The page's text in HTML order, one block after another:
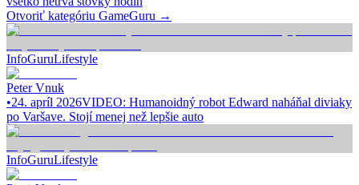
Otvoriť kategóriu GameGuru →
InfoGuruLifestyle
Peter Vnuk
•24. apríl 2026VIDEO: Humanoidný robot Edward naháňal diviaky
po Varšave. Stojí menej než lepšie auto
InfoGuruLifestyle